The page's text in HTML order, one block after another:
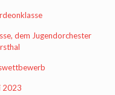
dem Jugendorchester
2023